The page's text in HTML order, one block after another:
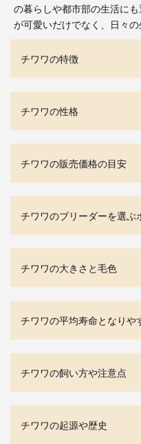
の暮らしや都市部の生活に
が可愛いだけでなく、日々の
チワワの特徴
チワワの性格
チワワの販売価格の目安
チワワのブリーダーを選ぶ
チワワの大きさと毛色
チワワの平均寿命となりや
チワワの飼い方や注意点
チワワの起源や歴史